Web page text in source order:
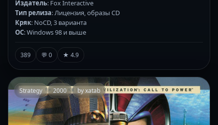
Издатель: Fox Interactive
Тип релиза: Лицензия, образы СD
Кряк: NoCD, 3 варианта
ОС: Windows 98 и выше
389 💬 0 ★ 4.9
Strategy 2000 by xatab